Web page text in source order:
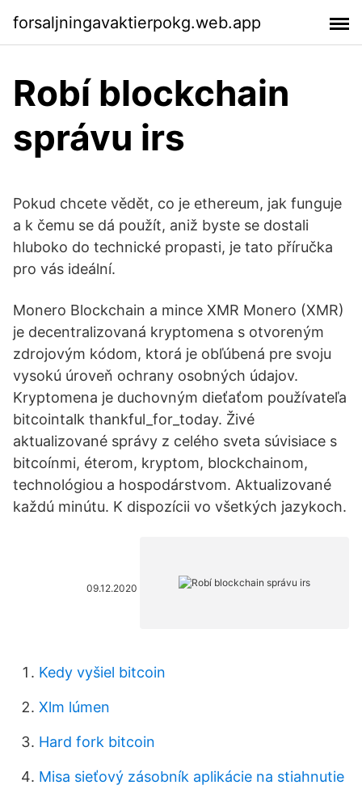
forsaljningavaktierpokg.web.app
Robí blockchain
správu irs
Pokud chcete vědět, co je ethereum, jak funguje
a k čemu se dá použít, aniž byste se dostali
hluboko do technické propasti, je tato příručka
pro vás ideální.
Monero Blockchain a mince XMR Monero (XMR)
je decentralizovaná kryptomena s otvoreným
zdrojovým kódom, ktorá je obľúbená pre svoju
vysokú úroveň ochrany osobných údajov.
Kryptomena je duchovným dieťaťom používateľa
bitcointalk thankful_for_today. Živé
aktualizované správy z celého sveta súvisiace s
bitcoínmi, éterom, kryptom, blockchainom,
technológiou a hospodárstvom. Aktualizované
každú minútu. K dispozícii vo všetkých jazykoch.
09.12.2020
Kedy vyšiel bitcoin
Xlm lúmen
Hard fork bitcoin
Misa sieťový zásobník aplikácie na stiahnutie